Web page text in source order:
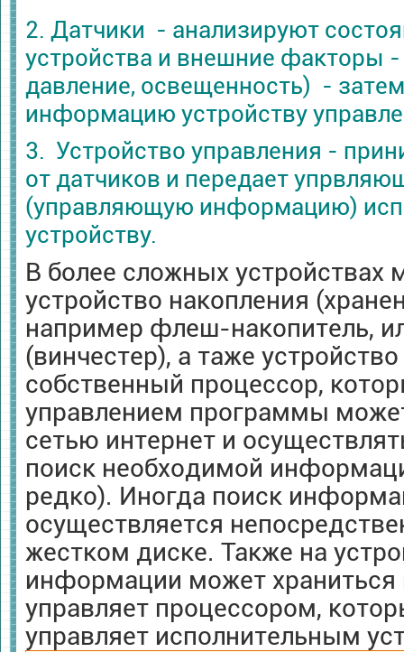
2. Датчики - анализируют
устройства и внешние факторы -
давление, освещенность) -
информацию устройству
3. Устройство управления -
от датчиков и передает
(управляющую информацию)
устройству.
В более сложных устройствах
устройство накопления
например флеш-накопитель,
(винчестер), а таже
собственный процессор,
управлением программы
сетью интернет и
поиск необходимой
редко). Иногда поиск
осуществляется
жестком диске. Также на
информации может храниться
управляет процессором,
управляет исполнительным